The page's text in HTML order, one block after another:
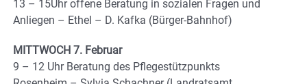
13 – 15Uhr offene Beratung in sozialen Fragen und
Anliegen – Ethel – D. Kafka (Bürger-Bahnhof)
MITTWOCH 7. Februar
9 – 12 Uhr Beratung des Pflegestützpunkts